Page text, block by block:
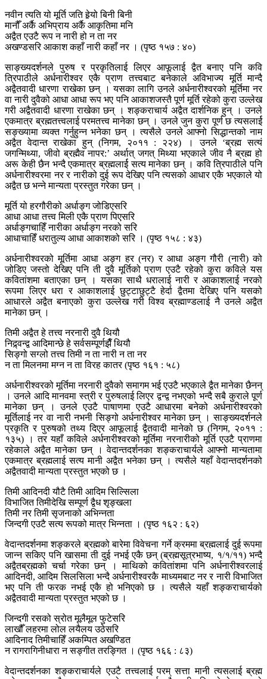
नवीन त्यति यो मूर्ति जति हेर्‍यो बिनी बिनी
मानौँ अर्कै अभिप्राय अर्कै आकृतिमा मनि
अद्वैत एउटै रूप न नारी हो न ता नर
अखण्डसरि आकाश कहाँ नारी कहाँ नर । (पृष्ठ १५७ : ४०)
साङ्ख्यदर्शनले पुरुष र प्रकृतिलाई लिएर आफूलाई द्वैत बनाए पनि कवि
त्रिपाठीले अर्धनारीश्वर एकै प्राण तत्त्वबाट बनेकाले अविभाज्य मूर्ति मान्दै
अद्वैतवादी धारणा राखेका छन् । यसका लागि उनले अर्धनारीश्वरको मूर्तिमा नर
वा नारी दुवैको आधा आधा रूप भए पनि आकाशजस्तै पूर्ण मूर्ति रहेको कुरा उल्लेख
गरी अद्वैतवादी धारणा राखेका छन् । शङ्कराचार्य अद्वैत दार्शनिक हुन् । उनले
एकमात्र ब्रह्मतत्त्वलाई परमतत्त्व मानेका छन् । उनले जुन कुरा पूर्ण छ त्यसलार्ई
सङ्ख्यामा व्यक्त गर्नुहुन्न भनेका छन् । त्यसैले उनले आफ्नो सिद्धान्तको नाम
अद्वैत वेदान्त राखेका हुन् (निगम, २०११ : २२४) । उनले ‘ब्रह्म सत्यं
जगन्मिथ्या, जीवो ब्रह्मैव नापर:’ अर्थात् जगत् मिथ्या भएकाले जीव नै ब्रह्म हो
अरू केही छैन भन्दै एकमात्र ब्रह्मलार्ई सत्य मानेका छन् । कवि त्रिपाठीले पनि
अर्धनारीश्वरमा नर र नारीको दुई रूप देखिए पनि त्यसको आधार एकै भएकाले यो
अद्वैत छ भन्ने मान्यता प्रस्तुत गरेका छन् ।
मूर्ति यो हरगौरीको अर्धाङ्ग जोडिएसरि
आधा आधा तत्त्व मिली एकै प्राण पिएसरि
अर्धाङ्गचाहिँ नारीका अर्धाङ्ग नरको सरि
आधाचाहिँ धरातुल्य आधा आकाशको सरि । (पृष्ठ १५८ : ४३)
अर्धनारीश्वरको मूर्तिमा आधा अङ्ग हर (नर) र आधा अङ्ग गौरी (नारी) को
जोडिए जस्तो देखिए पनि ती दुवै मूर्तिको प्राण एउटै रहेको कुरा कविले यस
कवितांशमा बताएका छन् । यसका साथै धरालाई नारी र आकाशलाई नरको
रूपमा लिएर धरा र आकाशलाई छुट्टाछुट्टै हेर्दा द्वैतमा देखिए पनि यसको
आधारले अद्वैत बनाएको कुरा उल्लेख गरी विश्व ब्रह्माण्डलाई नै उनले अद्वैत
मानेका छन् ।
तिमी अद्वैत हे तत्त्व नरनारी दुवै थियौ
निद्र्वन्द्व आदिमान्छे हे सर्वसम्पूर्णझैँ थियौ
सिङ्गो सग्लो तत्त्व तिमी न ता नारी न ता नर
न ता मिलनमा मग्न न ता विरह कातर (पृष्ठ १६१ : ५८)
अर्धनारीश्वरको मूर्तिमा नरनारी दुवैको समागम भई एउटै भएकाले द्वैत मानेका छैनन्
। उनले आदि मानवमा स्त्री र पुरुषलाई लिएर द्वन्द्व नभएको भन्दै सबै कुराले पूर्ण
मानेका छन् । उनले एउटै पाषाणमा एउटै आधारमा बनेको अर्धनारीश्वरको
मूर्तिलाई नर वा नारी नभनी सिङ्गो अर्धनारीश्वर मानेका छन् । साङ्ख्यदर्शनले
प्रकृति र पुरुषको तथ्य दिएर आफूलाई द्वैतवादी मानेको छ (निगम, २०११ :
१३५) । तर यहाँ कविले अर्धनारीश्वरको मूर्तिमा नरनारीको मूर्ति एउटै प्राणमा
रहेकाले अद्वैत मानेका छन् । वेदान्तदर्शनका शङ्कराचार्यले आफ्नो मान्यतामा
एकमात्र ब्रह्मलाई सत्य मानी अद्वैत भनेका छन् । त्यसैले यहाँ वेदान्तदर्शनको
अद्वैतवादी मान्यता प्रस्तुत भएको छ ।
तिमी आदिनदी यौटै तिमी आदिम सिल्सिला
विभाजित तिमीदेखि सम्पूर्ण द्वैध शृङ्खला
तिमी नर तिमी सृजनाको अभिन्नता
जिन्दगी एउटै सत्य रूपको मात्र भिन्नता । (पृष्ठ १६२ : ६२)
वेदान्तदर्शनमा शङ्करले ब्रह्मको बारेमा विवेचना गर्ने क्रममा ब्रह्मलाई दुई रूपमा
जान्न सकिए पनि खासमा ती दुई नभई एकै छन् (ब्रह्मसूत्रभाष्य, १/१/११) भन्दै
अद्वैतब्रह्मको चर्चा गरेका छन् । माथिको कवितांशमा पनि अर्धनारीश्वरलाई
आदिनदी, आदिम सिलसिला भन्दै अर्धनारीश्वरकै माध्यमबाट नर र नारी विभाजित
भए पनि ती फरक नभई एकै हो भनिएको छ । त्यसैले यहाँ शङ्कराचार्यको
अद्वैतवादी मान्यता प्रस्तुत भएको छ ।
जिन्दगी रसको स्रोत मूलैमूल फुटेसरि
लाखौँ लहरमा लोल लयैलय उठेसरि
आदिनाद तिमीचाहिँ अकम्पित अखण्डित
न रागरागिनीधारा न सङ्गीत तरङ्गित । (पृष्ठ १६६ : ८३)
वेदान्तदर्शनका शङ्कराचार्यले एउटै तत्त्वलाई परम् सत्ता मानी त्यसलाई ब्रह्म